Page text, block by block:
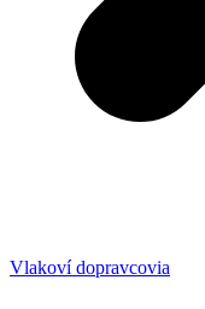
Vlakoví dopravcovia